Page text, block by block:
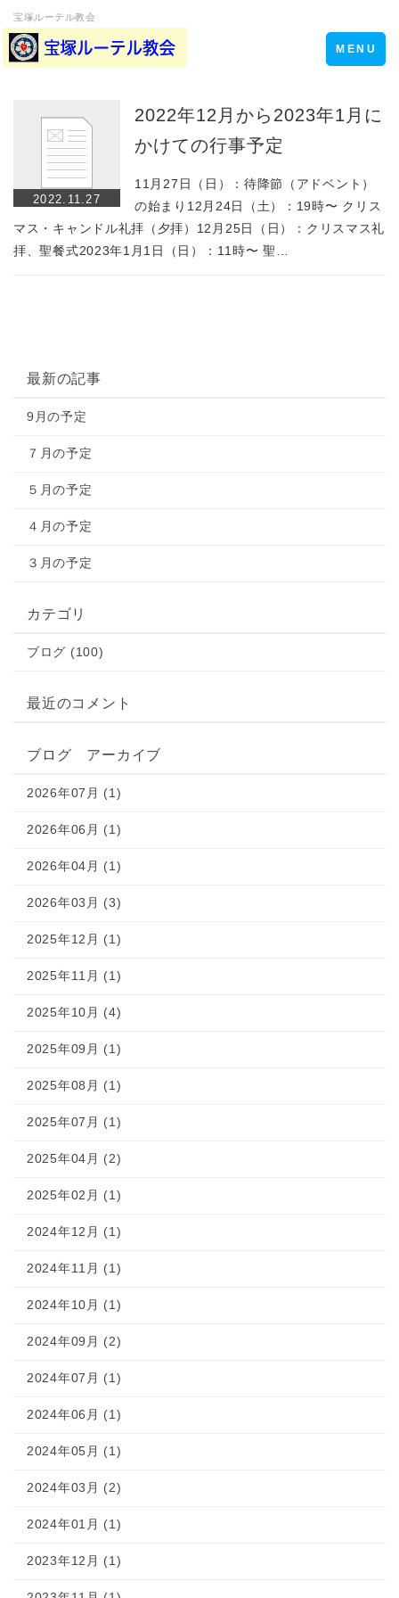
宝塚ルーテル教会
Toggle
navigation
MENU
2022.11.27
2022年12月から2023年1月に
かけての行事予定
11月27日（日）：待降節（アドベント）
の始まり12月24日（土）：19時〜 クリス
マス・キャンドル礼拝（夕拝）12月25日（日）：クリスマス礼
拝、聖餐式2023年1月1日（日）：11時〜 聖…
最新の記事
9月の予定
７月の予定
５月の予定
４月の予定
３月の予定
カテゴリ
ブログ (100)
最近のコメント
ブログ アーカイブ
2026年07月 (1)
2026年06月 (1)
2026年04月 (1)
2026年03月 (3)
2025年12月 (1)
2025年11月 (1)
2025年10月 (4)
2025年09月 (1)
2025年08月 (1)
2025年07月 (1)
2025年04月 (2)
2025年02月 (1)
2024年12月 (1)
2024年11月 (1)
2024年10月 (1)
2024年09月 (2)
2024年07月 (1)
2024年06月 (1)
2024年05月 (1)
2024年03月 (2)
2024年01月 (1)
2023年12月 (1)